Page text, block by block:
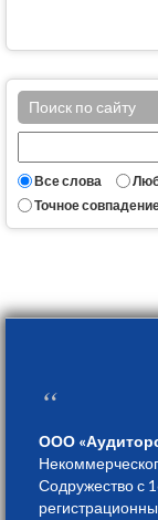
Поиск по сайту
Все слова
Точное
“
ООО
Содружество с